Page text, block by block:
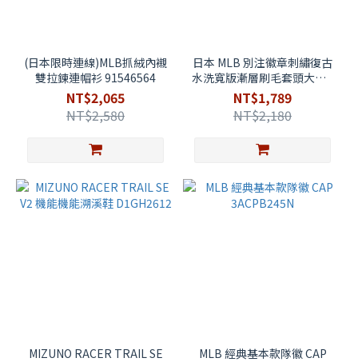
(日本限時連線)MLB抓絨內襯
雙拉鍊連帽衫 91546564
NT$2,065
NT$2,580
日本 MLB 別注徽章刺繡復古
水洗寬版漸層刷毛套頭大學T
98236803
NT$1,789
NT$2,180
MIZUNO RACER TRAIL SE
MLB 經典基本款隊徽 CAP